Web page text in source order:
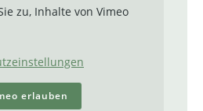
zu, Inhalte von Vimeo
erlauben